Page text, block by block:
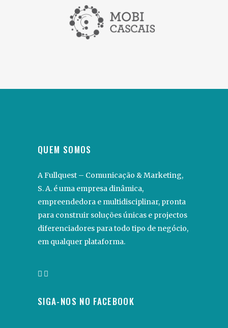
QUEM SOMOS
A Fullquest – Comunicação & Marketing,
S. A. é uma empresa dinâmica,
empreendedora e multidisciplinar, pronta
para construir soluções únicas e projectos
diferenciadores para todo tipo de negócio,
em qualquer plataforma.
SIGA-NOS NO FACEBOOK